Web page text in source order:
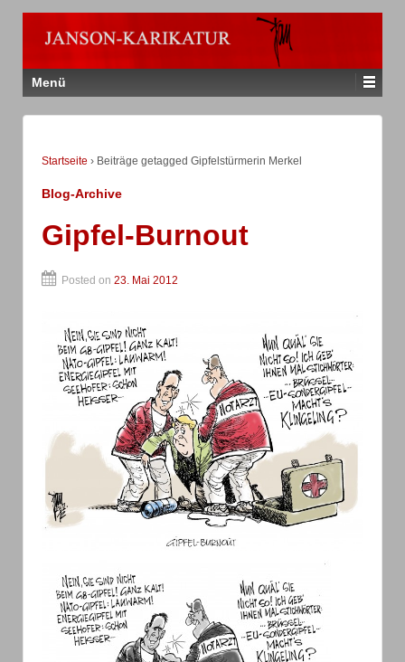
Menü
Startseite › Beiträge getagged Gipfelstürmerin Merkel
Blog-Archive
Gipfel-Burnout
Posted on 23. Mai 2012